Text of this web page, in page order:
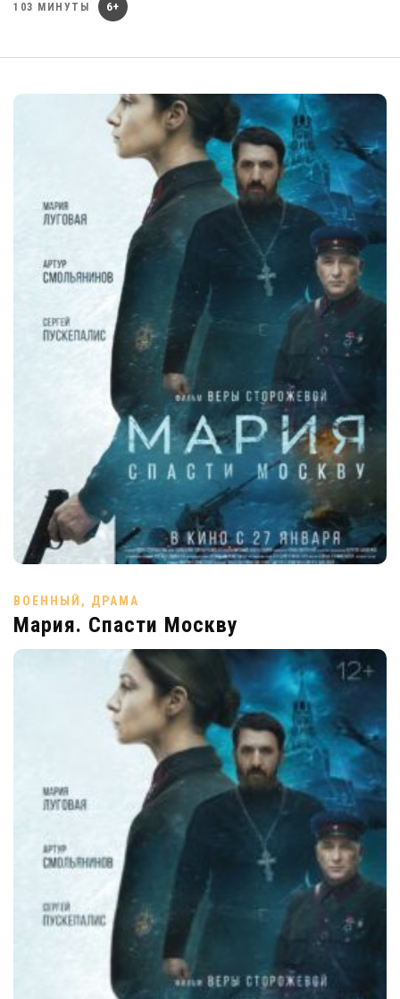
103 МИНУТЫ 6+
ВОЕННЫЙ, ДРАМА
Мария. Спасти Москву